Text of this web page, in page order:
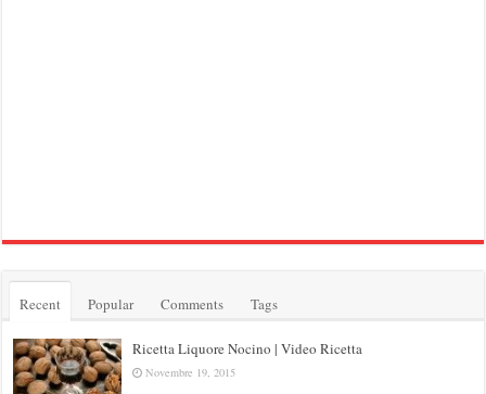
Recent Popular Comments Tags
Ricetta Liquore Nocino | Video Ricetta
Novembre 19, 2015